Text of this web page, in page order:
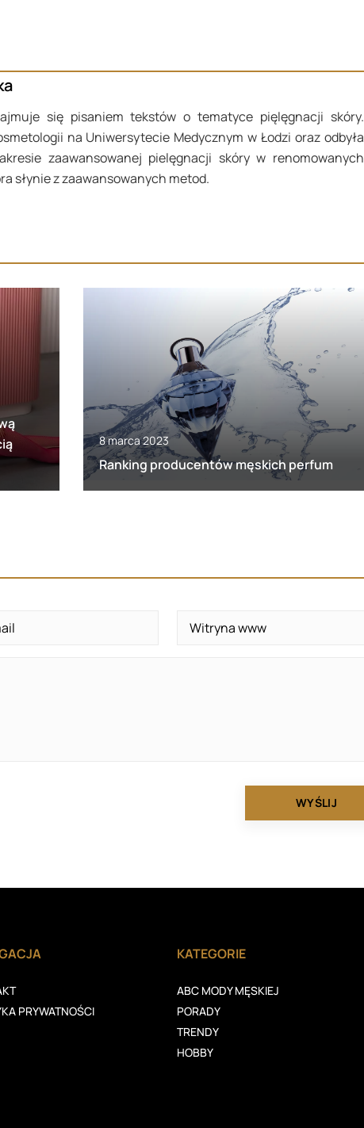
się pisaniem tekstów o tematyce pięlęgnacji skóry.
na Uniwersytecie Medycznym w Łodzi oraz odbyła
zaawansowanej pielęgnacji skóry w renomowanych
słynie z zaawansowanych metod.
8 marca 2023
Ranking producentów męskich perfum
PRYWATNOŚCI
KATEGORIE
ABC MODY MĘSKIEJ
PORADY
TRENDY
HOBBY